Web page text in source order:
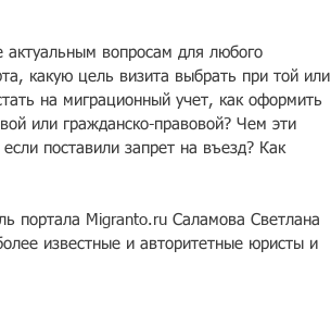
актуальным вопросам для любого
какую цель визита выбрать при той или
на миграционный учет, как оформить
или гражданско-правовой? Чем эти
поставили запрет на въезд? Как
портала Migranto.ru Саламова Светлана
известные и авторитетные юристы и